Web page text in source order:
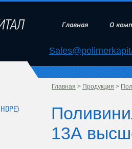
Главная О
Главная > Продукция >
13А